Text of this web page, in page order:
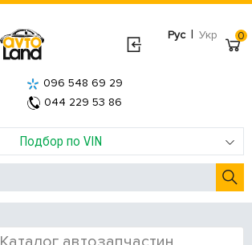
Рус | Укр
Подбор по VIN
096 548 69 29
044 229 53 86
0